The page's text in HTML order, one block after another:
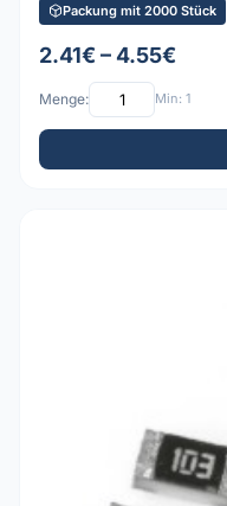
Packung mit 2000 Stück
2.41€ – 4.55€
Menge: Min: 1